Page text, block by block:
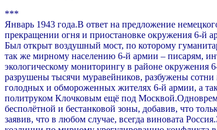
***
Январь 1943 года.В ответ на предложение
прекращении огня и приостановке окружения 6-й
Был открыт воздушный мост, по которому
так же мирному населению 6-й армии – писарям,
экологическому мониторингу в районе
разрушены тысячи муравейников, разбужены
голодных и обмороженных жителях 6-й армии, а
политруком Клочковым ещё под
бесполётной и бестанковой зоны, добавив, что
заявив, что в любом случае, всегда виновата